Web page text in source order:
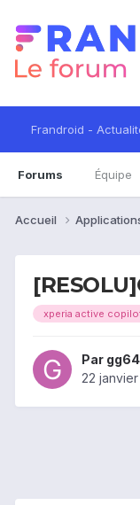
Frandroid -
Forums Équipe
Accueil
xperia active
Par
22 janvier